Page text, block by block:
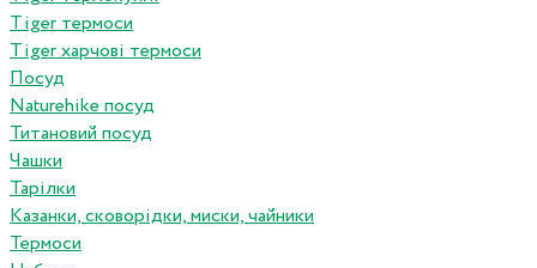
Tiger термоси
Tiger харчові термоси
Посуд
Naturehike посуд
Титановий посуд
Чашки
Тарілки
Казанки, сковорідки, миски, чайники
Термоси